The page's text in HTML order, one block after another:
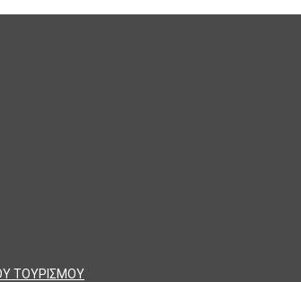
ΤΟΥΡΙΣΜΟΥ